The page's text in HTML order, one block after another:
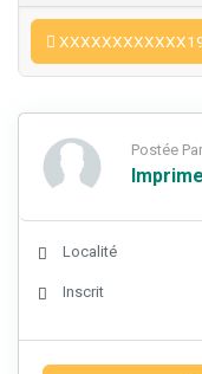
Postée Par
Localité
Inscrit